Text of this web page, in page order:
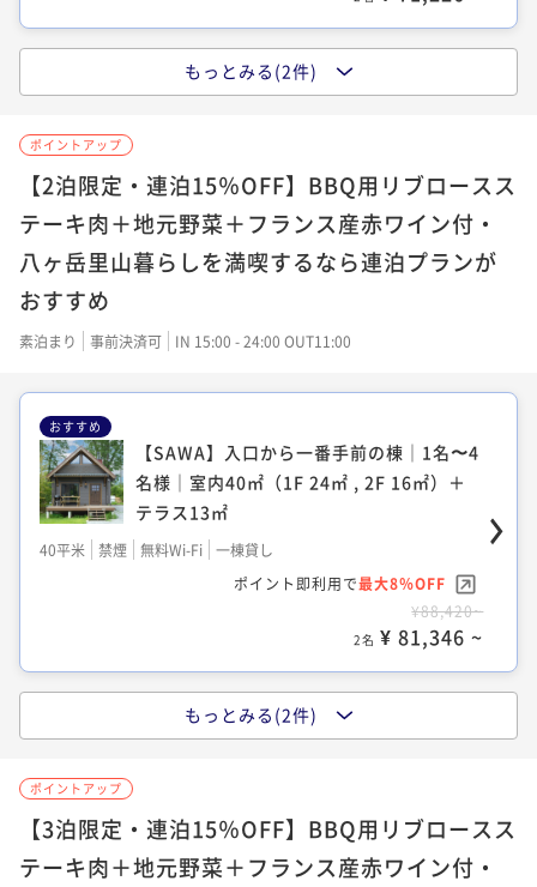
【MON】真ん中の棟｜1名〜6名様｜64㎡
64平米 禁煙 無料Wi-Fi
一棟貸し
ポイント即利用で最大8％OFF
2名 ¥ 85,677 ~
様｜室内64㎡（1F 40㎡ , 2F24㎡）＋テラ
64平米 禁煙 無料Wi-Fi
一棟貸し
ポイント即利用で 最大8％OFF
もっとみる(2件)
ポイントアップ
【2泊限定・連泊15％OFF】BBQ用リブロースス
テーキ肉＋地元野菜＋フランス産赤ワイン付・
八ヶ岳里山暮らしを満喫するなら連泊プランが
おすすめ
素泊まり 事前決済可 IN 15:00 - 24:00 OUT11:00
おすすめ
【SAWA】入口から一番手前の棟｜1名〜4
名様｜室内40㎡（1F 24㎡ , 2F 16㎡）＋
テラス13㎡
40平米 禁煙 無料Wi-Fi
一棟貸し
ポイント即利用で最大8％OFF
¥88,420~
2名 ¥ 81,346 ~
【MON】真ん中の棟｜1名〜6名様｜64㎡
64平米 禁煙 無料Wi-Fi
一棟貸し
ポイント即利用で最大8％OFF
もっとみる(2件)
ポイントアップ
【3泊限定・連泊15％OFF】BBQ用リブロースス
テーキ肉＋地元野菜＋フランス産赤ワイン付・